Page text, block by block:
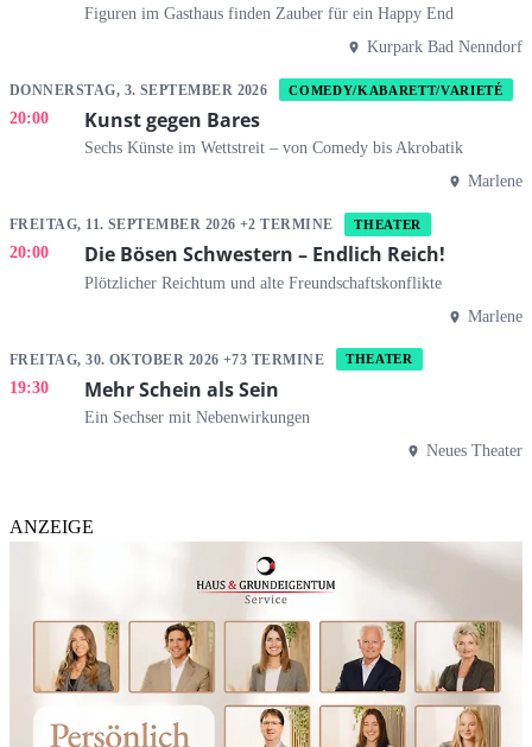
Figuren im Gasthaus finden Zauber für ein Happy End
Kurpark Bad Nenndorf
DONNERSTAG, 3. SEPTEMBER 2026 COMEDY/KABARETT/VARIETÉ
20:00 Kunst gegen Bares
Sechs Künste im Wettstreit – von Comedy bis Akrobatik
Marlene
FREITAG, 11. SEPTEMBER 2026 +2 TERMINE THEATER
20:00 Die Bösen Schwestern – Endlich Reich!
Plötzlicher Reichtum und alte Freundschaftskonflikte
Marlene
FREITAG, 30. OKTOBER 2026 +73 TERMINE THEATER
19:30 Mehr Schein als Sein
Ein Sechser mit Nebenwirkungen
Neues Theater
ANZEIGE